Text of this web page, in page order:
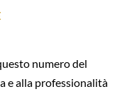
numero del
e alla professionalità